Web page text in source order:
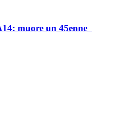
muore un 45enne